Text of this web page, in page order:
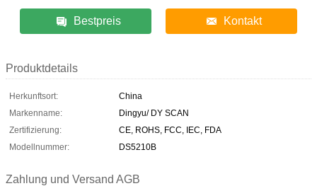
Bestpreis Kontakt
Produktdetails
Herkunftsort:
China
Markenname:
Dingyu/ DY SCAN
Zertifizierung:
CE, ROHS, FCC, IEC, FDA
Modellnummer:
DS5210B
Zahlung und Versand AGB